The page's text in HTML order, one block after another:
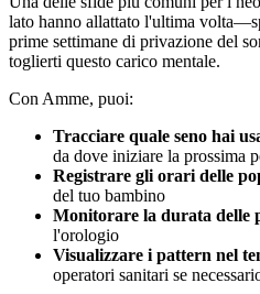
lato hanno allattato l'ultima
prime settimane di privazione del
toglierti questo carico mentale.
Con Amme, puoi:
Tracciare quale seno hai
da dove iniziare la prossima
Registrare gli orari delle
del tuo bambino
Monitorare la durata delle
l'orologio
Visualizzare i pattern nel
operatori sanitari se